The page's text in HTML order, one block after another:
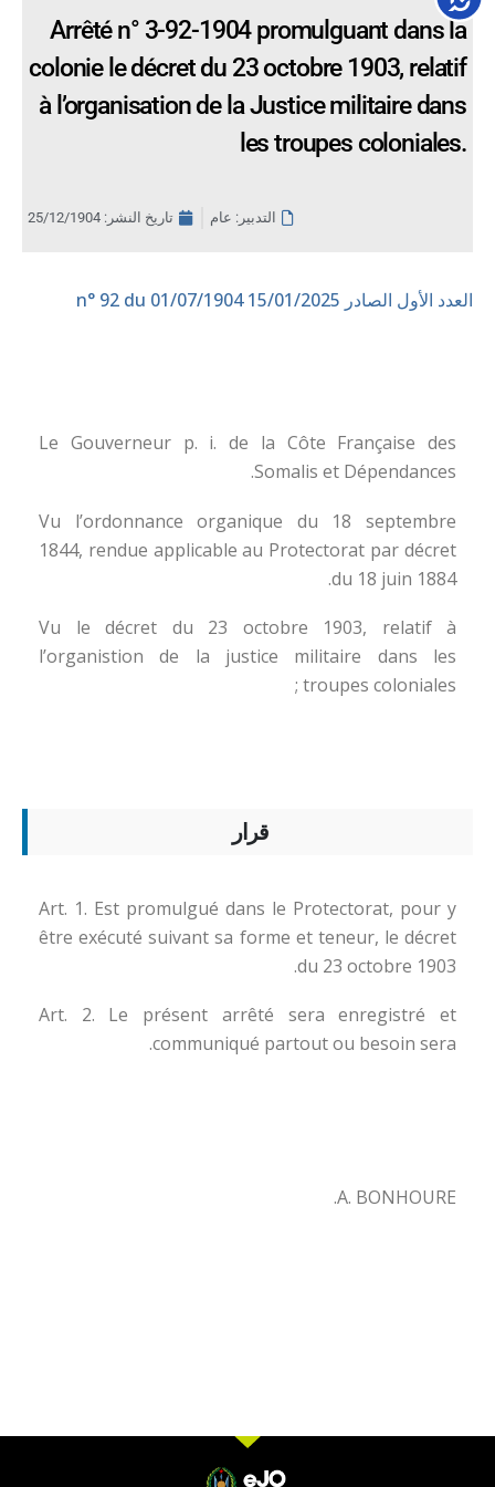
Arrêté n° 3-92-1904 promulguant dans la
colonie le décret du 23 octobre 1903, relatif
à l’organisation de la Justice militaire dans
les troupes coloniales.
التدبير: عام تاريخ النشر: 25/12/1904
العدد الأول الصادر 15/01/2025 n° 92 du 01/07/1904
Le Gouverneur p. i. de la Côte Française des
Somalis et Dépendances.
Vu l’ordonnance organique du 18 septembre
1844, rendue applicable au Protectorat par décret
du 18 juin 1884.
Vu le décret du 23 octobre 1903, relatif à
l’organistion de la justice militaire dans les
troupes coloniales ;
قرار
Art. 1. Est promulgué dans le Protectorat, pour y
être exécuté suivant sa forme et teneur, le décret
du 23 octobre 1903.
Art. 2. Le présent arrêté sera enregistré et
communiqué partout ou besoin sera.
A. BONHOURE.